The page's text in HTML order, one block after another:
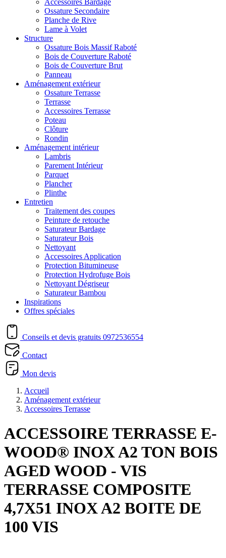
Accessoires Bardage
Ossature Secondaire
Planche de Rive
Lame à Volet
Structure
Ossature Bois Massif Raboté
Bois de Couverture Raboté
Bois de Couverture Brut
Panneau
Aménagement extérieur
Ossature Terrasse
Terrasse
Accessoires Terrasse
Poteau
Clôture
Rondin
Aménagement intérieur
Lambris
Parement Intérieur
Parquet
Plancher
Plinthe
Entretien
Traitement des coupes
Peinture de retouche
Saturateur Bardage
Saturateur Bois
Nettoyant
Accessoires Application
Protection Bitumineuse
Protection Hydrofuge Bois
Nettoyant Dégriseur
Saturateur Bambou
Inspirations
Offres spéciales
Conseils et devis gratuits 0972536554
Contact
Mon devis
Accueil
Aménagement extérieur
Accessoires Terrasse
ACCESSOIRE TERRASSE E-
WOOD® INOX A2 TON BOIS
AGED WOOD - VIS
TERRASSE COMPOSITE
4,7X51 INOX A2 BOITE DE
100 VIS